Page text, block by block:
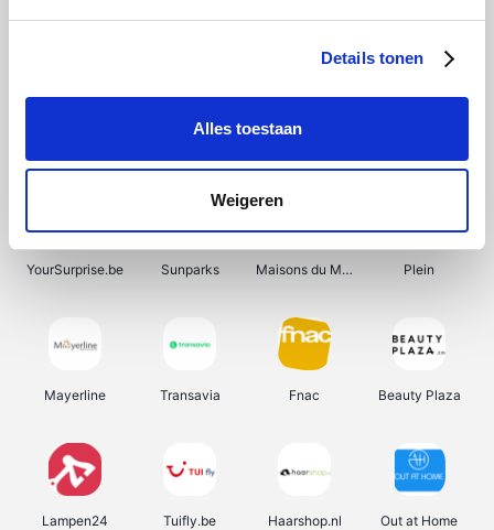
Details tonen
Alles toestaan
Weigeren
Shein Bergfreunde Pazzox Smartwatchbanden
YourSurprise.be Sunparks Maisons du Monde Plein
Mayerline Transavia Fnac Beauty Plaza
Lampen24 Tuifly.be Haarshop.nl Out at Home